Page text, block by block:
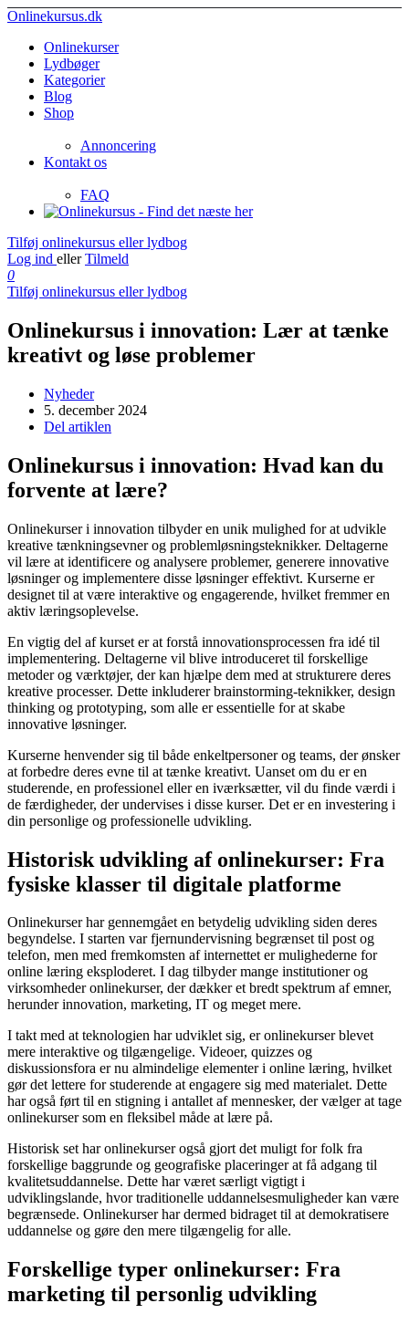
Onlinekursus.dk
Onlinekurser
Lydbøger
Kategorier
Blog
Shop
Annoncering
Kontakt os
FAQ
Tilføj onlinekursus eller lydbog
Log ind eller Tilmeld
0
Tilføj onlinekursus eller lydbog
Onlinekursus i innovation: Lær at tænke
kreativt og løse problemer
Nyheder
5. december 2024
Del artiklen
Onlinekursus i innovation: Hvad kan du
forvente at lære?
Onlinekurser i innovation tilbyder en unik mulighed for at udvikle
kreative tænkningsevner og problemløsningsteknikker. Deltagerne
vil lære at identificere og analysere problemer, generere innovative
løsninger og implementere disse løsninger effektivt. Kurserne er
designet til at være interaktive og engagerende, hvilket fremmer en
aktiv læringsoplevelse.
En vigtig del af kurset er at forstå innovationsprocessen fra idé til
implementering. Deltagerne vil blive introduceret til forskellige
metoder og værktøjer, der kan hjælpe dem med at strukturere deres
kreative processer. Dette inkluderer brainstorming-teknikker, design
thinking og prototyping, som alle er essentielle for at skabe
innovative løsninger.
Kurserne henvender sig til både enkeltpersoner og teams, der ønsker
at forbedre deres evne til at tænke kreativt. Uanset om du er en
studerende, en professionel eller en iværksætter, vil du finde værdi i
de færdigheder, der undervises i disse kurser. Det er en investering i
din personlige og professionelle udvikling.
Historisk udvikling af onlinekurser: Fra
fysiske klasser til digitale platforme
Onlinekurser har gennemgået en betydelig udvikling siden deres
begyndelse. I starten var fjernundervisning begrænset til post og
telefon, men med fremkomsten af internettet er mulighederne for
online læring eksploderet. I dag tilbyder mange institutioner og
virksomheder onlinekurser, der dækker et bredt spektrum af emner,
herunder innovation, marketing, IT og meget mere.
I takt med at teknologien har udviklet sig, er onlinekurser blevet
mere interaktive og tilgængelige. Videoer, quizzes og
diskussionsfora er nu almindelige elementer i online læring, hvilket
gør det lettere for studerende at engagere sig med materialet. Dette
har også ført til en stigning i antallet af mennesker, der vælger at tage
onlinekurser som en fleksibel måde at lære på.
Historisk set har onlinekurser også gjort det muligt for folk fra
forskellige baggrunde og geografiske placeringer at få adgang til
kvalitetsuddannelse. Dette har været særligt vigtigt i
udviklingslande, hvor traditionelle uddannelsesmuligheder kan være
begrænsede. Onlinekurser har dermed bidraget til at demokratisere
uddannelse og gøre den mere tilgængelig for alle.
Forskellige typer onlinekurser: Fra
marketing til personlig udvikling